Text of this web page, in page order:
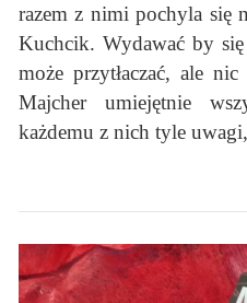
razem z nimi pochyla się
Kuchcik. Wydawać by
może przytłaczać, ale
Majcher umiejętnie
każdemu z nich tyle